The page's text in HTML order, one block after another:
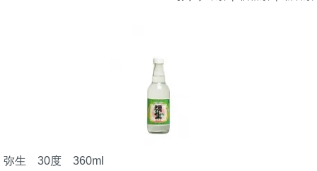
弥生 30度 360ml